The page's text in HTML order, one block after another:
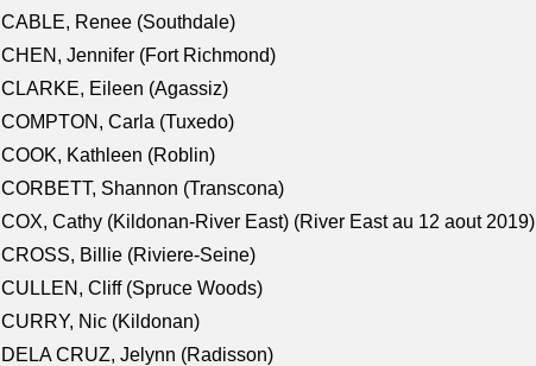
CABLE, Renee (Southdale)
CHEN, Jennifer (Fort Richmond)
CLARKE, Eileen (Agassiz)
COMPTON, Carla (Tuxedo)
COOK, Kathleen (Roblin)
CORBETT, Shannon (Transcona)
COX, Cathy (Kildonan-River East) (River East au 12 aout 2019)
CROSS, Billie (Riviere-Seine)
CULLEN, Cliff (Spruce Woods)
CURRY, Nic (Kildonan)
DELA CRUZ, Jelynn (Radisson)